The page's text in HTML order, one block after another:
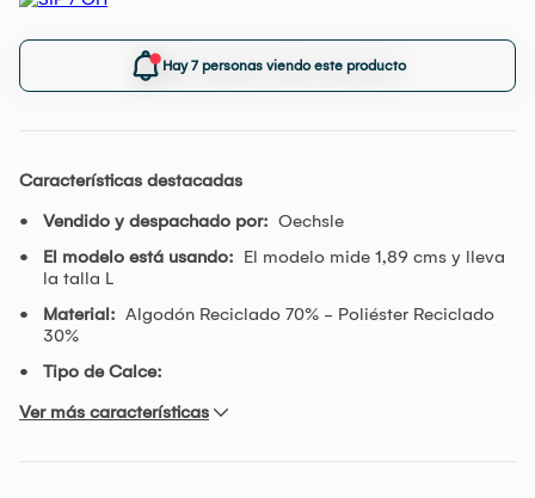
Hay 7 personas viendo este producto
Características destacadas
Vendido y despachado por: Oechsle
El modelo está usando: El modelo mide 1,89 cms y lleva
la talla L
Material: Algodón Reciclado 70% - Poliéster Reciclado
30%
Tipo de Calce:
Ver más características